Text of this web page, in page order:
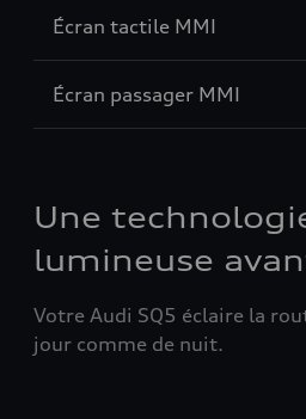
Écran tactile MMI
Écran passager MMI
Une
lumineuse
Votre Audi SQ5 éclaire la
jour comme de nuit.